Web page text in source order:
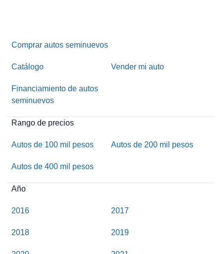
Comprar autos seminuevos
Catálogo Vender mi auto
Financiamiento de autos
seminuevos
Rango de precios
Autos de 100 mil pesos Autos de 200 mil pesos
Autos de 400 mil pesos
Año
2016 2017
2018 2019